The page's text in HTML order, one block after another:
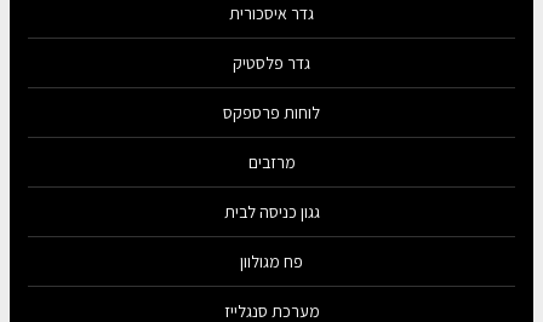
גדר איסכורית
גדר פלסטיק
לוחות פרספקס
מרזבים
גגון כניסה לבית
פח מגולוון
מערכת סנגלייז